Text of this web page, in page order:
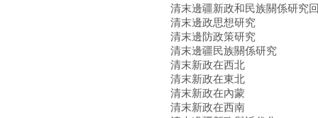
清末邊疆新政和民族關係研究
清末邊政思想研究
清末邊防政策研究
清末邊疆民族關係研究
清末新政在西北
清末新政在東北
清末新政在內蒙
清末新政在西南